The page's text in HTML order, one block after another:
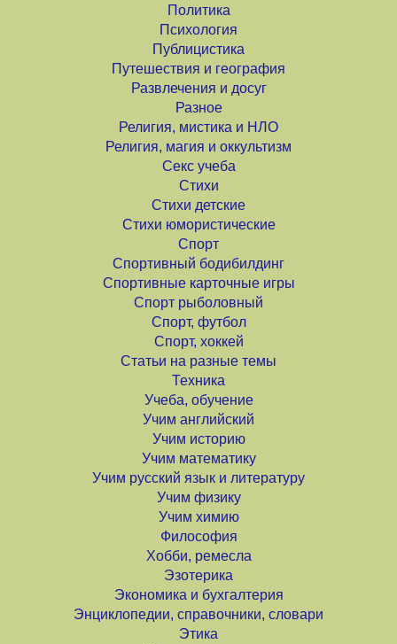
Политика
Психология
Публицистика
Путешествия и география
Развлечения и досуг
Разное
Религия, мистика и НЛО
Религия, магия и оккультизм
Секс учеба
Стихи
Стихи детские
Стихи юмористические
Спорт
Спортивный бодибилдинг
Спортивные карточные игры
Спорт рыболовный
Спорт, футбол
Спорт, хоккей
Статьи на разные темы
Техника
Учеба, обучение
Учим английский
Учим историю
Учим математику
Учим русский язык и литературу
Учим физику
Учим химию
Философия
Хобби, ремесла
Эзотерика
Экономика и бухгалтерия
Энциклопедии, справочники, словари
Этика